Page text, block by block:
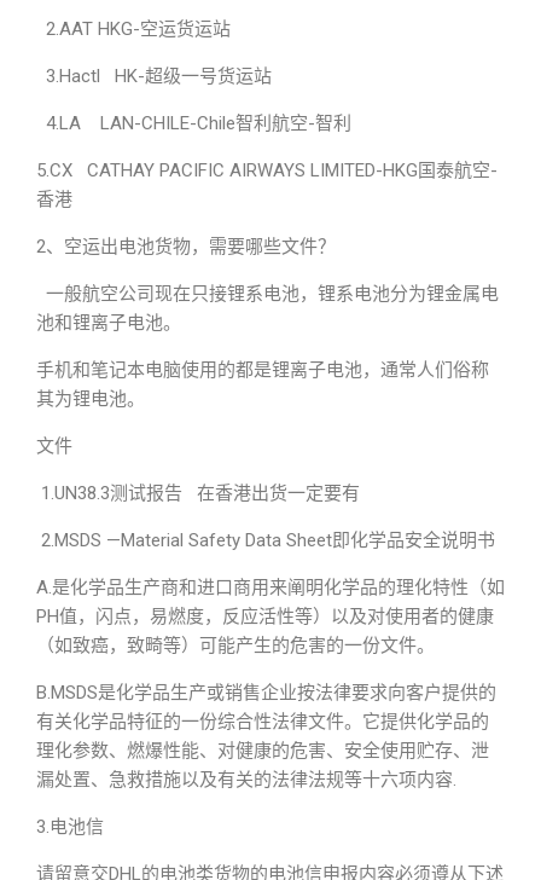
2.AAT HKG-空运货运站
3.Hactl HK-超级一号货运站
4.LA LAN-CHILE-Chile智利航空-智利
5.CX CATHAY PACIFIC AIRWAYS LIMITED-HKG国泰航空-
香港
2、空运出电池货物，需要哪些文件？
一般航空公司现在只接锂系电池，锂系电池分为锂金属电
池和锂离子电池。
手机和笔记本电脑使用的都是锂离子电池，通常人们俗称
其为锂电池。
文件
1.UN38.3测试报告 在香港出货一定要有
2.MSDS —Material Safety Data Sheet即化学品安全说明书
A.是化学品生产商和进口商用来阐明化学品的理化特性（如
PH值，闪点，易燃度，反应活性等）以及对使用者的健康
（如致癌，致畸等）可能产生的危害的一份文件。
B.MSDS是化学品生产或销售企业按法律要求向客户提供的
有关化学品特征的一份综合性法律文件。它提供化学品的
理化参数、燃爆性能、对健康的危害、安全使用贮存、泄
漏处置、急救措施以及有关的法律法规等十六项内容.
3.电池信
请留意交DHL的电池类货物的电池信申报内容必须遵从下述